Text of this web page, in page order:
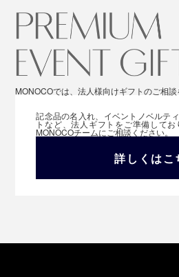
MONOCOでは、法人様向けギフトのご相談
記念品の名入れ、イベントノベルテ
トなど、法人ギフトをご準備して
MONOCOチームにご相談ください。
詳しくはこ